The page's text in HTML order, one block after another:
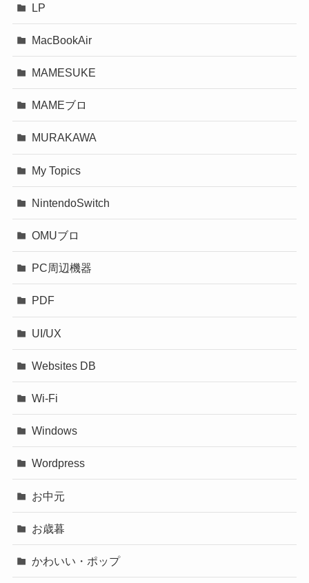
LP
MacBookAir
MAMESUKE
MAMEブロ
MURAKAWA
My Topics
NintendoSwitch
OMUブロ
PC周辺機器
PDF
UI/UX
Websites DB
Wi-Fi
Windows
Wordpress
お中元
お歳暮
かわいい・ポップ